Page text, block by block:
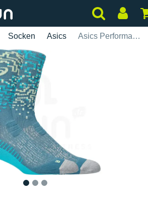
Socken Asics Asics Performance Run Crew